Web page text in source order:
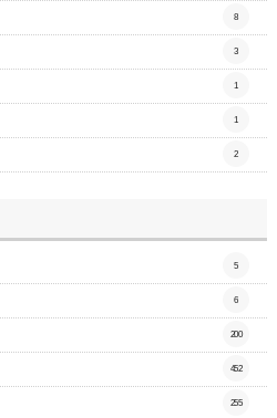
8
3
1
1
2
5
6
200
452
255